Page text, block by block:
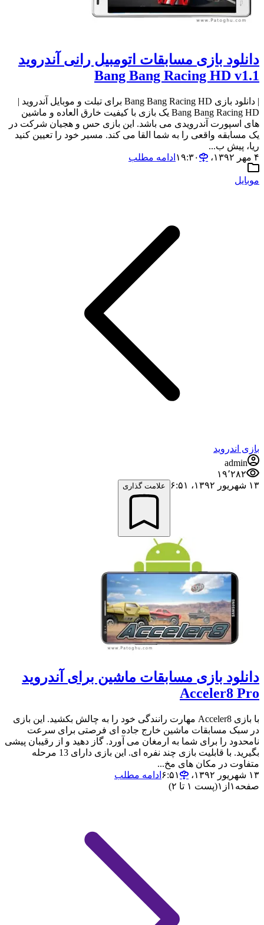
دانلود بازی مسابقات اتومبیل رانی آندروید
Bang Bang Racing HD v1.1
| دانلود بازی Bang Bang Racing HD برای تبلت و موبایل آندروید |
Bang Bang Racing HD یک بازی با کیفیت خارق العاده و ماشین
های اسپورت آندرویدی می باشد. این بازی حس و هجیان شرکت در
یک مسابقه واقعی را به شما القا می کند. مسیر خود را تعیین کنید
ریا، پیش ب...
۴ مهر ۱۳۹۲،‏ ۱۹:۳۰
ادامه مطلب
موبایل
بازی اندروید
admin
۱۹٬۲۸۲
۱۳ شهریور ۱۳۹۲،‏ ۶:۵۱
علامت گذاری
دانلود بازی مسابقات ماشین برای آندروید
Acceler8 Pro
با بازی Acceler8 مهارت رانندگی خود را به چالش بکشید. این بازی
در سبک مسابقات ماشین خارج جاده ای فرصتی برای سرعت
نامحدود را برای شما به ارمغان می آورد. گاز دهید و از رقیبان پیشی
بگیرید. با قابلیت بازی چند نفره ای. این بازی دارای 13 مرحله
متفاوت در مکان های مخ...
۱۳ شهریور ۱۳۹۲،‏ ۶:۵۱
ادامه مطلب
صفحه ۱ از ۱(پست ۱ تا ۲)